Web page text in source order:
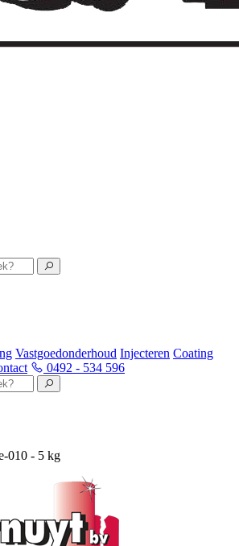
Vastgoedonderhoud Injecteren Coating
0492 - 534 596
010 - 5 kg